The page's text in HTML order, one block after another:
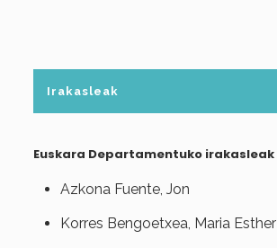
Irakasleak
Euskara Departamentuko irakasleak
Azkona Fuente, Jon
Korres Bengoetxea, Maria Esther